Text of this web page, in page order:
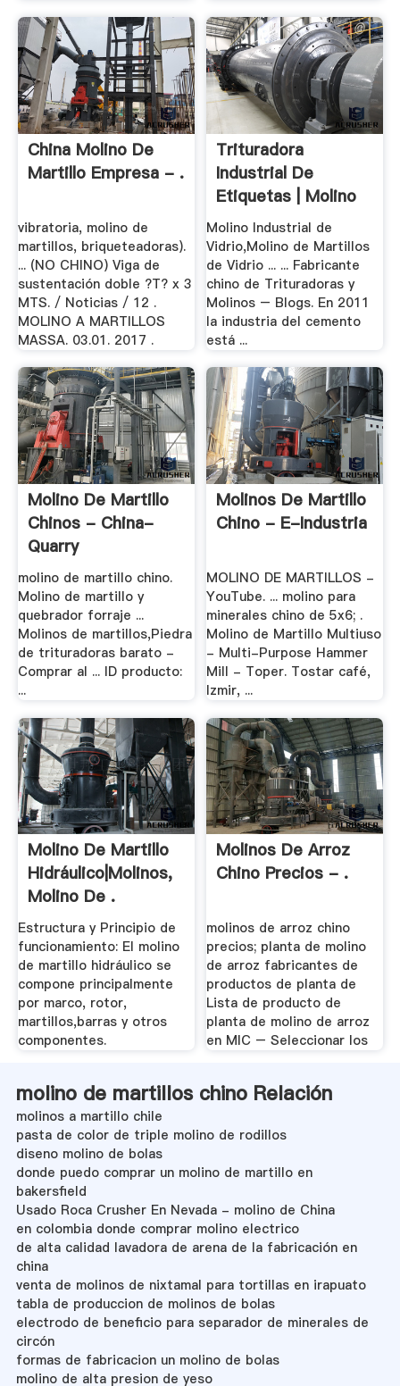
China Molino De
Martillo Empresa - .
vibratoria, molino de
martillos, briqueteadoras).
... (NO CHINO) Viga de
sustentación doble ?T? x 3
MTS. / Noticias / 12 .
MOLINO A MARTILLOS
MASSA. 03.01. 2017 .
Trituradora
Industrial De
Etiquetas | Molino
De .
Molino Industrial de
Vidrio,Molino de Martillos
de Vidrio ... ... Fabricante
chino de Trituradoras y
Molinos – Blogs. En 2011
la industria del cemento
está ...
Molino De Martillo
Chinos - China-
Quarry
molino de martillo chino.
Molino de martillo y
quebrador forraje ...
Molinos de martillos,Piedra
de trituradoras barato -
Comprar al ... ID producto:
...
Molinos De Martillo
Chino - E-Industria
MOLINO DE MARTILLOS -
YouTube. ... molino para
minerales chino de 5x6; .
Molino de Martillo Multiuso
- Multi-Purpose Hammer
Mill - Toper. Tostar café,
Izmir, ...
Molino De Martillo
Hidráulico|Molinos,
Molino De .
Estructura y Principio de
funcionamiento: El molino
de martillo hidráulico se
compone principalmente
por marco, rotor,
martillos,barras y otros
componentes.
Molinos De Arroz
Chino Precios - .
molinos de arroz chino
precios; planta de molino
de arroz fabricantes de
productos de planta de
Lista de producto de
planta de molino de arroz
en MIC – Seleccionar los
molino de martillos chino Relación
molinos a martillo chile
pasta de color de triple molino de rodillos
diseno molino de bolas
donde puedo comprar un molino de martillo en
bakersfield
Usado Roca Crusher En Nevada - molino de China
en colombia donde comprar molino electrico
de alta calidad lavadora de arena de la fabricación en
china
venta de molinos de nixtamal para tortillas en irapuato
tabla de produccion de molinos de bolas
electrodo de beneficio para separador de minerales de
circón
formas de fabricacion un molino de bolas
molino de alta presion de yeso